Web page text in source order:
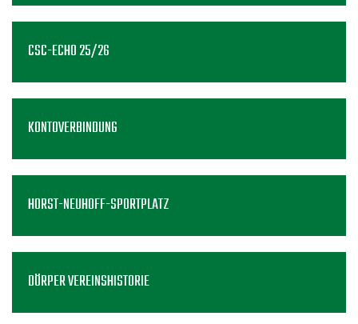
CSC-ECHO 25/26
KONTOVERBINDUNG
HORST-NEUHOFF-SPORTPLATZ
DÖRPER VEREINSHISTORIE